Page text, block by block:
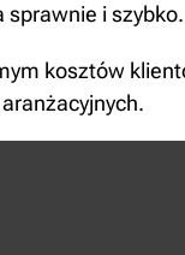
sprawnie i szybko.
kosztów